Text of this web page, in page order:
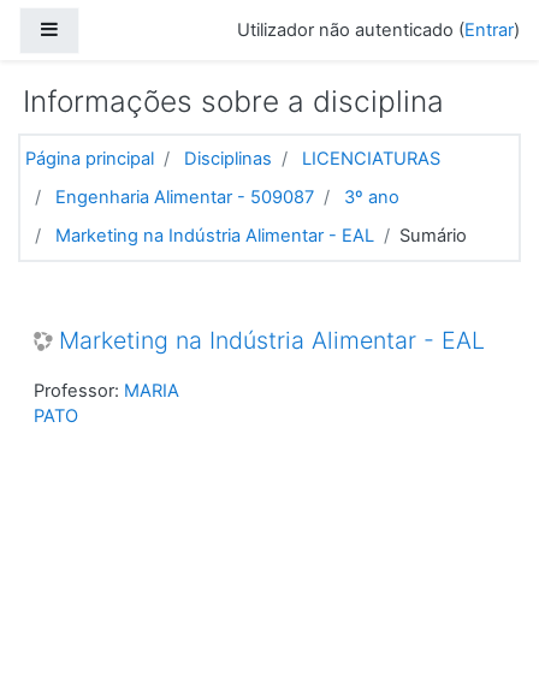
Utilizador não autenticado (Entrar)
Informações sobre a disciplina
Página principal Disciplinas
LICENCIATURAS
Engenharia Alimentar - 509087
3º ano
Marketing na Indústria Alimentar - EAL
Sumário
Marketing na Indústria Alimentar - EAL
Professor: MARIA
PATO